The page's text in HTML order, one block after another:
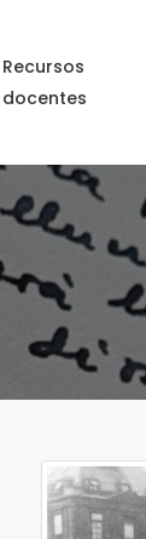
Recursos
docentes